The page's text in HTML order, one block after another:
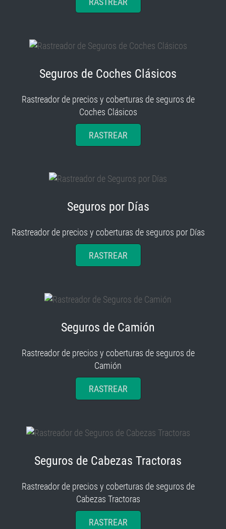
Seguros de Coches Clásicos
Rastreador de precios y coberturas de seguros de
Coches Clásicos
RASTREAR
Seguros por Días
Rastreador de precios y coberturas de seguros por Días
RASTREAR
Seguros de Camión
Rastreador de precios y coberturas de seguros de
Camión
RASTREAR
Seguros de Cabezas Tractoras
Rastreador de precios y coberturas de seguros de
Cabezas Tractoras
RASTREAR